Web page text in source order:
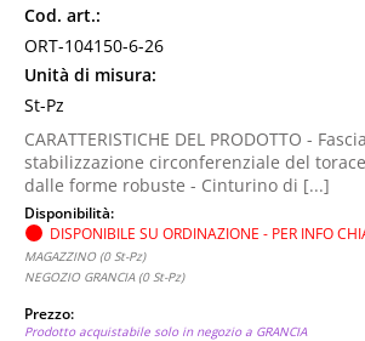
Cod. art.:
ORT-104150-6-26
Unità di misura:
St-Pz
CARATTERISTICHE DEL PRODOTTO -
stabilizzazione circonferenziale del
dalle forme robuste - Cinturino di [...]
Disponibilità:
DISPONIBILE SU ORDINAZIONE - PER INFO
MAGAZZINO (0 St-Pz)
NEGOZIO GRANCIA (0 St-Pz)
Prezzo:
Prodotto acquistabile solo in negozio a GRANCIA